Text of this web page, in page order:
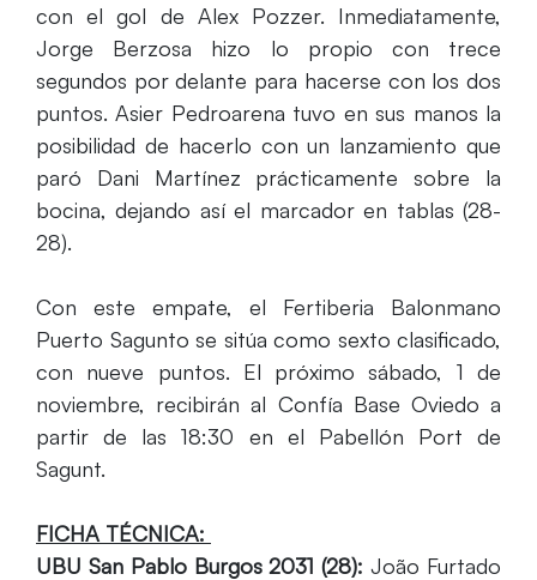
con el gol de Alex Pozzer. Inmediatamente,
Jorge Berzosa hizo lo propio con trece
segundos por delante para hacerse con los dos
puntos. Asier Pedroarena tuvo en sus manos la
posibilidad de hacerlo con un lanzamiento que
paró Dani Martínez prácticamente sobre la
bocina, dejando así el marcador en tablas (28-
28).
Con este empate, el Fertiberia Balonmano
Puerto Sagunto se sitúa como sexto clasificado,
con nueve puntos. El próximo sábado, 1 de
noviembre, recibirán al Confía Base Oviedo a
partir de las 18:30 en el Pabellón Port de
Sagunt.
FICHA TÉCNICA:
UBU San Pablo Burgos 2031 (28): João Furtado